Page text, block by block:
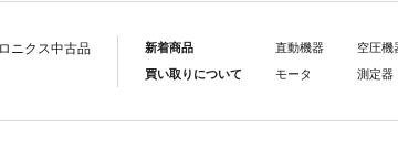
ニクス中古品
新着商品
買い取りについて
直動機器
モータ
空圧機
測定器